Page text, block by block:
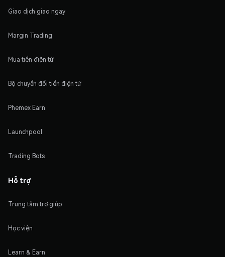
Giao dịch giao ngay
Margin Trading
Mua tiền điện tử
Bộ chuyển đổi tiền điện tử
Phemex Earn
Launchpool
Trading Bots
Hỗ trợ
Trung tâm trợ giúp
Học viện
Learn & Earn